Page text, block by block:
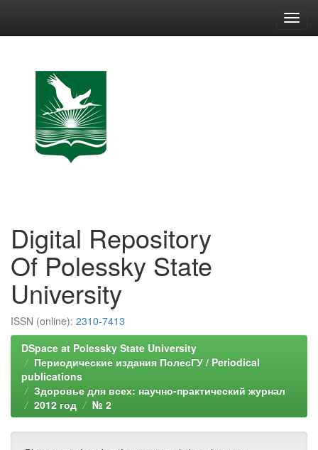
Digital Repository
Of Polessky State
University
ISSN (online): 2310-7413
DSpace at Polessky State University
Периодические издания ПолесГУ / Periodical
publications
Здоровье для всех: научно-практический журнал
2012 год
№ 2